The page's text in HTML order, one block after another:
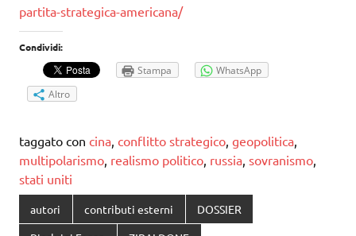
partita-strategica-americana/
Condividi:
Stampa
WhatsApp
Altro
taggato con cina, conflitto strategico, geopolitica,
multipolarismo, realismo politico, russia, sovranismo,
stati uniti
autori contributi esterni DOSSIER